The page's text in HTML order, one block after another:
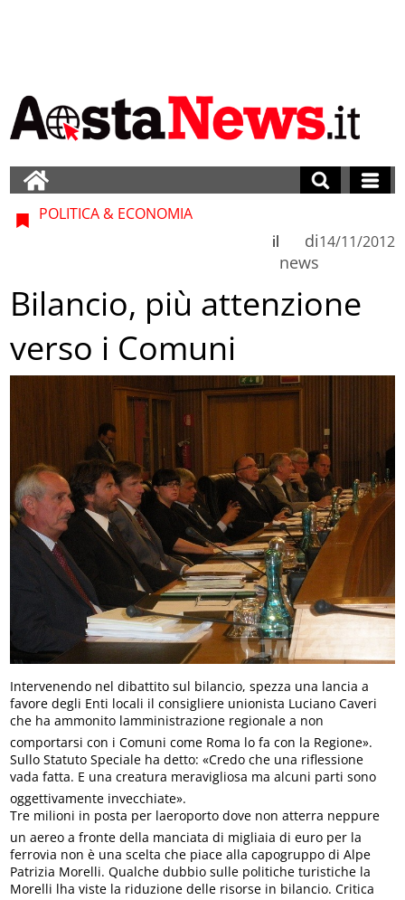
POLITICA & ECONOMIA
di
news
il 14/11/2012
Bilancio, più attenzione
verso i Comuni
Intervenendo nel dibattito sul bilancio, spezza una lancia a
favore degli Enti locali il consigliere unionista Luciano Caveri
che ha ammonito lamministrazione regionale a non
comportarsi con i Comuni come Roma lo fa con la Regione».
Sullo Statuto Speciale ha detto: «Credo che una riflessione
vada fatta. E una creatura meravigliosa ma alcuni parti sono
oggettivamente invecchiate».
Tre milioni in posta per laeroporto dove non atterra neppure
un aereo a fronte della manciata di migliaia di euro per la
ferrovia non è una scelta che piace alla capogruppo di Alpe
Patrizia Morelli. Qualche dubbio sulle politiche turistiche la
Morelli lha viste la riduzione delle risorse in bilancio. Critica